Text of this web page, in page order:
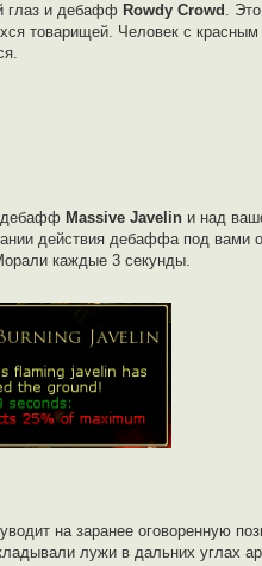
глаз и дебафф Rowdy Crowd .
товарищей. Человек с
дебафф Massive Javelin и над
действия дебаффа под вами
каждые 3 секунды.
на заранее оговоренную
лужи в дальних углах